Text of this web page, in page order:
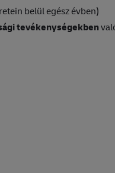
belül egész évben)
tevékenységekben